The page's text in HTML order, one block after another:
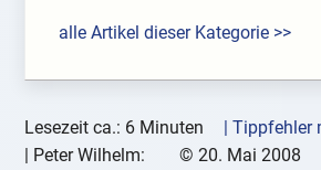
alle Artikel dieser Kategorie >>
Lesezeit ca.: 6 Minuten
| Tippfehler
Peter Wilhelm: © 20. Mai 2008